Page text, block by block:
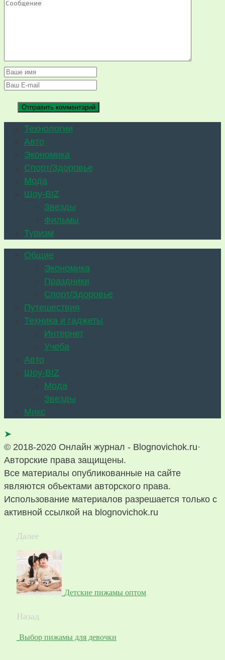
Технологии
Авто
Экономика
Спорт/Здоровье
Мода
Шоу-BIZ
Звезды
Фильмы
Туризм
Общие
Экономика
Праздники
Спорт/Здоровье
Путешествия
Техника и гаджеты
Интернет
Учеба
Авто
Шоу-BIZ
Мода
Звезды
Микс
➤
© 2018-2020 Онлайн журнал - Blognovichok.ru·
Авторские права защищены.
Все материалы опубликованные на сайте
являются объектами авторского права.
Использование материалов разрешается только с
активной ссылкой на blognovichok.ru
Далее
Детские пижамы оптом
Назад
Выбор пижамы для девочки